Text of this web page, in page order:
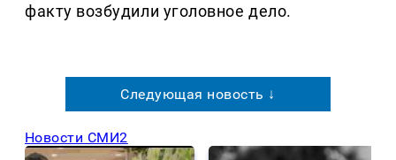
факту возбудили уголовное дело.
Следующая новость ↓
Новости СМИ2